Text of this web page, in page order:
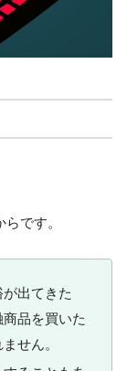
らです。
出てきた
品を買いた
せん。